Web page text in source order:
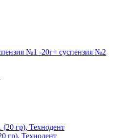
№1 -20г+ суспензия №2
гр), Технодент